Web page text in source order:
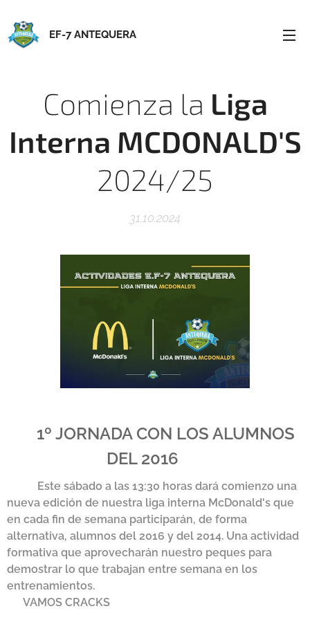
EF-7 ANTEQUERA
Comienza la Liga
Interna MCDONALD'S
2024/25
31.10.2024
🔹1º JORNADA CON LOS ALUMNOS
DEL 2016 🔹
✅🕔 Este sábado a las 13:30 horas dará comienzo una
nueva edición de nuestra liga interna McDonald's que
en cada fin de semana participarán, de forma
alternativa, alumnos del 2016 y del 2014. Una actividad
formativa que aprovecharán nuestro peques para
demostrar lo que trabajan entre semana en los
entrenamientos.
➡️ VAMOS CRACKS 🤗⚽️